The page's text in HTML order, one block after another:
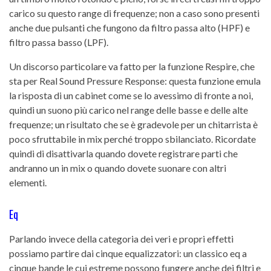
carico su questo range di frequenze; non a caso sono presenti
anche due pulsanti che fungono da filtro passa alto (HPF) e
filtro passa basso (LPF).
Un discorso particolare va fatto per la funzione Respire, che
sta per Real Sound Pressure Response: questa funzione emula
la risposta di un cabinet come se lo avessimo di fronte a noi,
quindi un suono più carico nel range delle basse e delle alte
frequenze; un risultato che se è gradevole per un chitarrista è
poco sfruttabile in mix perché troppo sbilanciato. Ricordate
quindi di disattivarla quando dovete registrare parti che
andranno un in mix o quando dovete suonare con altri
elementi.
Eq
Parlando invece della categoria dei veri e propri effetti
possiamo partire dai cinque equalizzatori: un classico eq a
cinque bande le cui estreme possono fungere anche dei filtri e